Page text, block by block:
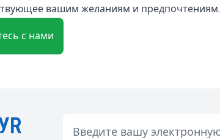
вашим желаниям и предпочтениям.
с нами